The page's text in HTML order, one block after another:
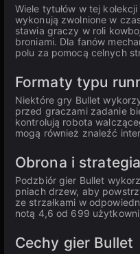
Wiele tytułów w tej
wykonują zwolnione w
stawia graczy w roli
broniami. Dla fanów
polu za pomocą celnych
Formaty typu
Niektóre gry Bullet
przed graczami zadanie
kontrolują robota
mogą również znaleźć
Obrona i
Podzbiór gier Bullet
pniach drzew, aby
ze strzałkami w
notą 4,6 od 699
Cechy gier Bullet